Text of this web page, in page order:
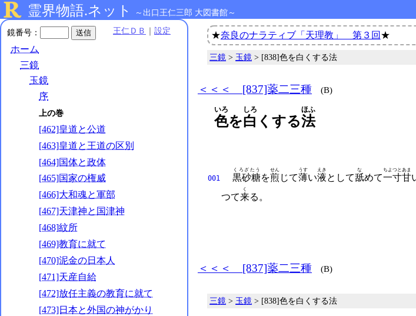
霊界物語.ネット ～出口王仁三郎 大図書館～
王仁ＤＢ ｜ 設定
鏡番号：
ホーム
三鏡
玉鏡
序
上の巻
[462]皇道と公道
[463]皇道と王道の区別
[464]国体と政体
[465]国家の権威
[466]大和魂と軍部
[467]天津神と国津神
[468]紋所
[469]教育に就て
[470]泥金の日本人
[471]天産自給
[472]放任主義の教育に就て
[473]日本と外国の神がかり
★奈良のナラティブ「天理教」 第３回 ★
三鏡 > 玉鏡 > [838]色を白くする法
＜＜＜ [837]薬二三種 (B)
色
いろ
を白
しろ
くする法
ほふ
001 黒砂糖
くろざたう
を煎
せん
じて薄
うす
い液
えき
として舐
な
めて一寸
ちよつと
甘
あま
つて来
く
る。
＜＜＜ [837]薬二三種 (B)
三鏡 > 玉鏡 > [838]色を白くする法